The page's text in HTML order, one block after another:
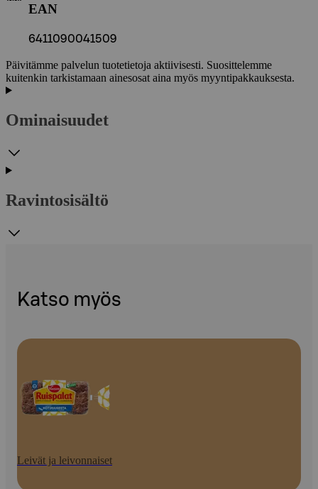
EAN
6411090041509
Päivitämme palvelun tuotetietoja aktiivisesti. Suosittelemme
kuitenkin tarkistamaan ainesosat aina myös myyntipakkauksesta.
Ominaisuudet
Ravintosisältö
Katso myös
Leivät ja leivonnaiset